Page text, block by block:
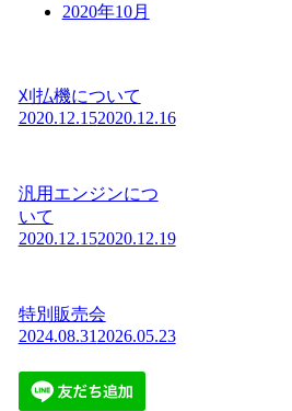
2020年10月
刈払機について
2020.12.152020.12.16
汎用エンジンにつ
いて
2020.12.152020.12.19
特別販売会
2024.08.312026.05.23